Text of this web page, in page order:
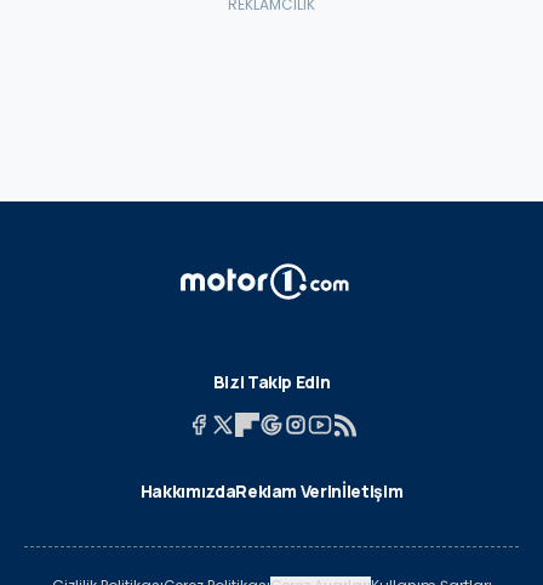
Bizi Takip Edin
HakkımızdaReklam Verinİletişim